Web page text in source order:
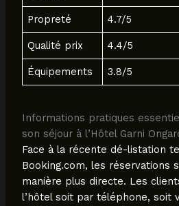
Propreté 4.7/5
Qualité prix 4.4/5
Équipements 3.8/5
Informations pratiques
son séjour à l’Hôtel Garni
Face à la récente dé-listation
Booking.com, les réservations
manière plus directe. Les
l’hôtel soit par téléphone, soit